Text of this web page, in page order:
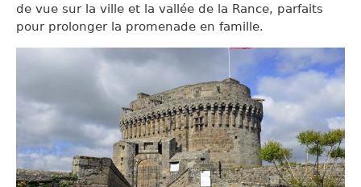
de vue sur la ville et la vallée de la Rance, parfaits
pour prolonger la promenade en famille.